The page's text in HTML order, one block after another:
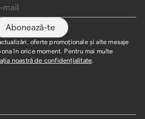
Abonează-te
oferte promoționale și alte mesaje
în orice moment. Pentru mai multe
noastră de confidențialitate.